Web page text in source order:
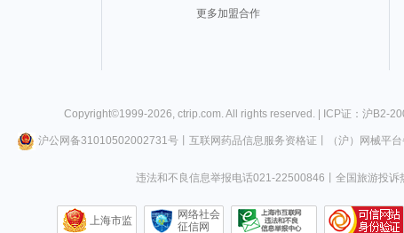
更多加盟合作
Copyright©1999-2026, ctrip.com. All rights reserved. | ICP证：沪B2-
沪公网备31010502002731号丨 互联网药品信息服务资格证 （沪）网械平
违法和不良信息举报电话021-22500846 全国旅游投诉
上海市监
网络社会
征信网